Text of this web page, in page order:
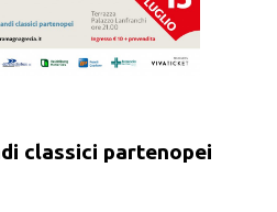
classici partenopei